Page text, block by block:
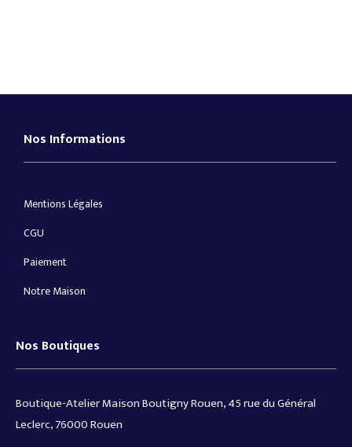
Nos Informations
Mentions Légales
CGU
Paiement
Notre Maison
Nos Boutiques
Boutique-Atelier Maison Boutigny Rouen, 45 rue du Général
Leclerc, 76000 Rouen